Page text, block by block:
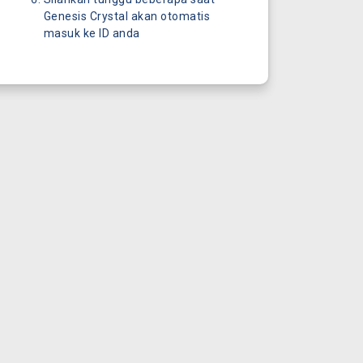
Genesis Crystal akan otomatis
masuk ke ID anda